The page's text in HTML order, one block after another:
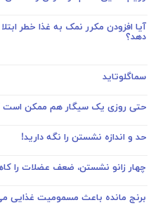
آیا افزودن مکرر نمک به غذا خطر
دهد؟
سماگلوتاید
حتی روزی یک سیگار هم ممکن است
حد و اندازه نشستن را نگه دارید!
چهار زانو نشستن، ضعف عضلات را
برنج مانده باعث مسمومیت غذایی